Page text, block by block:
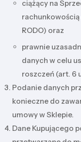
ciążący na
RODO) oraz
prawnie
danych w celu
roszczeń (art. 6
Podanie danych
konieczne do
umowy w Sklepie.
Dane Kupującego